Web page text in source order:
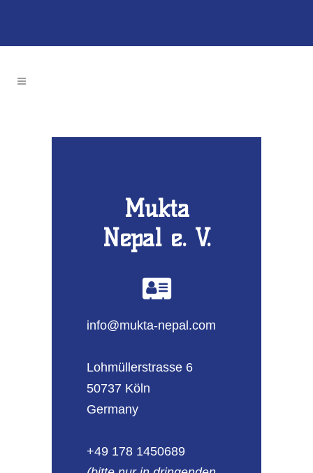
Mukta
Nepal e. V.
info@mukta-nepal.com
Lohmüllerstrasse 6
50737 Köln
Germany
+49 178 1450689